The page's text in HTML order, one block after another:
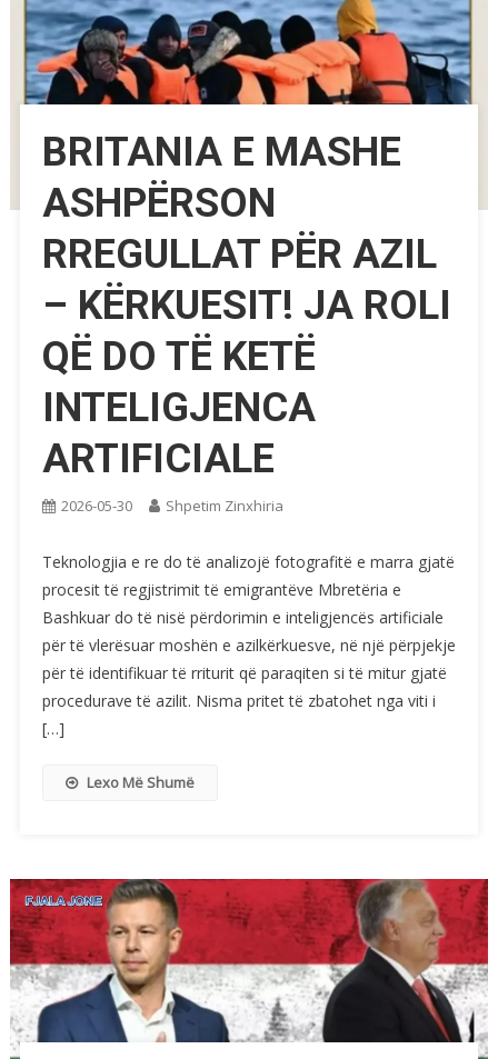
BRITANIA E MASHE
ASHPËRSON
RREGULLAT PËR AZIL
– KËRKUESIT! JA ROLI
QË DO TË KETË
INTELIGJENCA
ARTIFICIALE
2026-05-30 Shpetim Zinxhiria
Teknologjia e re do të analizojë fotografitë e marra gjatë
procesit të regjistrimit të emigrantëve Mbretëria e
Bashkuar do të nisë përdorimin e inteligjencës artificiale
për të vlerësuar moshën e azilkërkuesve, në një përpjekje
për të identifikuar të rriturit që paraqiten si të mitur gjatë
procedurave të azilit. Nisma pritet të zbatohet nga viti i
[…]
Lexo Më Shumë